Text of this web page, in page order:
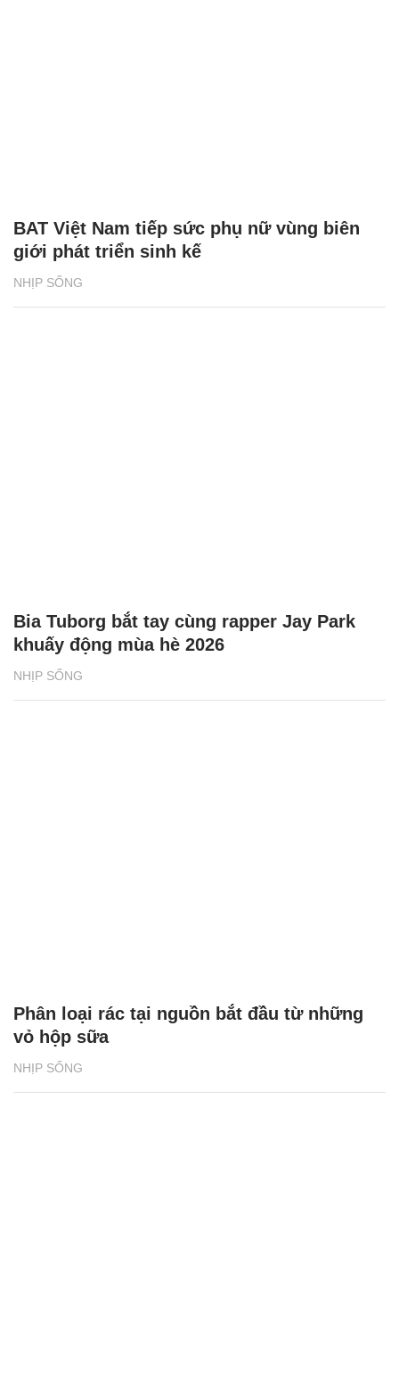
NHỊP SỐNG
BAT Việt Nam tiếp sức phụ nữ vùng biên
giới phát triển sinh kế
NHỊP SỐNG
Bia Tuborg bắt tay cùng rapper Jay Park
khuấy động mùa hè 2026
NHỊP SỐNG
Phân loại rác tại nguồn bắt đầu từ những
vỏ hộp sữa